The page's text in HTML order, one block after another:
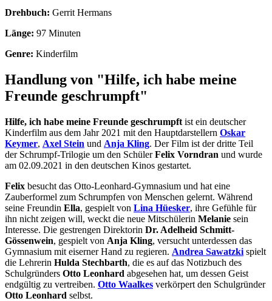
Drehbuch: Gerrit Hermans
Länge: 97 Minuten
Genre: Kinderfilm
Handlung von "Hilfe, ich habe meine
Freunde geschrumpft"
Hilfe, ich habe meine Freunde geschrumpft ist ein deutscher
Kinderfilm aus dem Jahr 2021 mit den Hauptdarstellern Oskar
Keymer, Axel Stein und Anja Kling. Der Film ist der dritte Teil
der Schrumpf-Trilogie um den SchülerFelix Vorndran und wurde
am 02.09.2021 in den deutschen Kinos gestartet.
Felix besucht das Otto-Leonhard-Gymnasium und hat eine
Zauberformel zum Schrumpfen von Menschen gelernt. Während
seine Freundin Ella, gespielt von Lina Hüesker, ihre Gefühle für
ihn nicht zeigen will, weckt die neue Mitschülerin Melanie sein
Interesse. Die gestrengen Direktorin Dr. Adelheid Schmitt-
Gössenwein, gespielt von Anja Kling, versucht unterdessen das
Gymnasium mit eiserner Hand zu regieren. Andrea Sawatzki spielt
die Lehrerin Hulda Stechbarth, die es auf das Notizbuch des
Schulgründers Otto Leonhard abgesehen hat, um dessen Geist
endgültig zu vertreiben. Otto Waalkes verkörpert den Schulgründer
Otto Leonhard selbst.